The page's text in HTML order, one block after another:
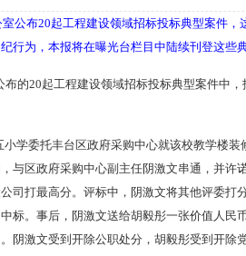
公布20起工程建设领域招标投标典型案件，
行为，本报将在曝光台栏目中陆续刊登这些典
的20起工程建设领域招标投标典型案件中
学委托丰台区政府采购中心就该校教学楼
与区政府采购中心副主任阴激文串通，并许
司打最高分。评标中，阴激文将其他评委打
标。事后，阴激文送给胡毅彤一张价值人民
阴激文受到开除公职处分，胡毅彤受到开除